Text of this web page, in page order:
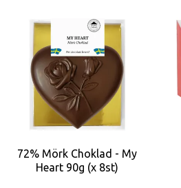
72% Mörk Choklad - My
Heart 90g (x 8st)